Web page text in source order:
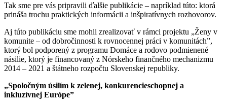
Tak sme pre vás pripravili ďalšie publikácie – napríklad túto: ktorá
prináša trochu praktických informácii a inšpiratívnych rozhovorov.
Aj túto publikáciu sme mohli zrealizovať v rámci projektu „Ženy v
komunite – od dobročinnosti k rovnocennej práci v komunitách”,
ktorý bol podporený z programu Domáce a rodovo podmienené
násilie, ktorý je financovaný z Nórskeho finančného mechanizmu
2014 – 2021 a štátneho rozpočtu Slovenskej republiky.
„Spoločným úsilím k zelenej, konkurencieschopnej a
inkluzívnej Európe”